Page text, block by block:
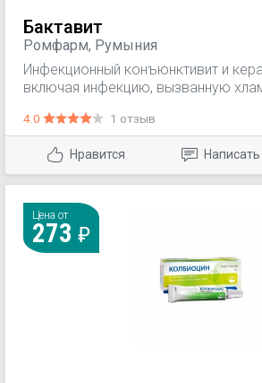
Бактавит
Ромфарм, Румыния
Инфекционный конъюнктивит и
включая инфекцию, вызванную
4.0 1 отзыв
Нравится
Цена от
273